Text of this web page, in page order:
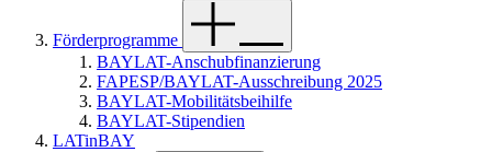
Förderprogramme
BAYLAT-Anschubfinanzierung
FAPESP/BAYLAT-Ausschreibung 2025
BAYLAT-Mobilitätsbeihilfe
BAYLAT-Stipendien
LATinBAY